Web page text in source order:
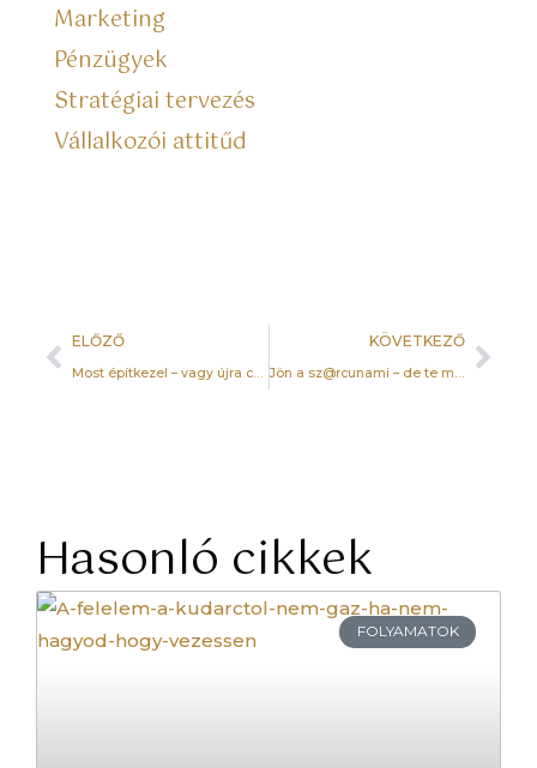
Marketing
Pénzügyek
Stratégiai tervezés
Vállalkozói attitűd
ELŐZŐ
Most építkezel – vagy újra csak túlélni próbálsz?
KÖVETKEZŐ
Jön a sz@rcunami – de te még mindig nem csináltál rendszert?
Hasonló cikkek
FOLYAMATOK